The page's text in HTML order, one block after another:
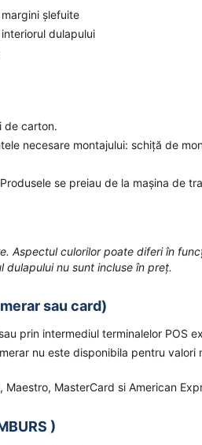
șlefuite
dulapului
de carton.
necesare montajului: schiță de
Produsele se preiau de la mașina de
Aspectul culorilor poate diferi în
nu sunt incluse în preț.
sau card)
prin intermediul terminalelor POS
nu este disponibila pentru
MasterCard si American
)